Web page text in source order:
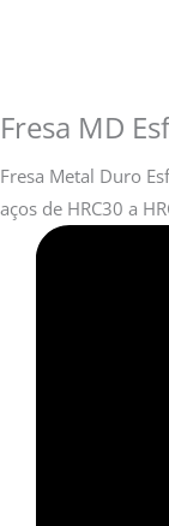
Fresa MD
Fresa Metal Duro
aços de HRC30 a